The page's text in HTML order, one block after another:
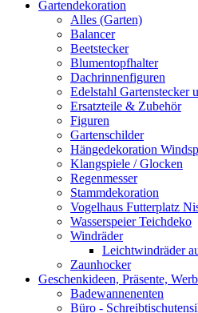
Gartendekoration
Alles (Garten)
Balancer
Beetstecker
Blumentopfhalter
Dachrinnenfiguren
Edelstahl Gartenstecker
Ersatzteile & Zubehör
Figuren
Gartenschilder
Hängedekoration
Klangspiele / Glocken
Regenmesser
Stammdekoration
Vogelhaus Futterplatz
Wasserspeier Teichdeko
Windräder
Leichtwindräder
Zaunhocker
Geschenkideen, Präsente,
Badewannenenten
Büro -